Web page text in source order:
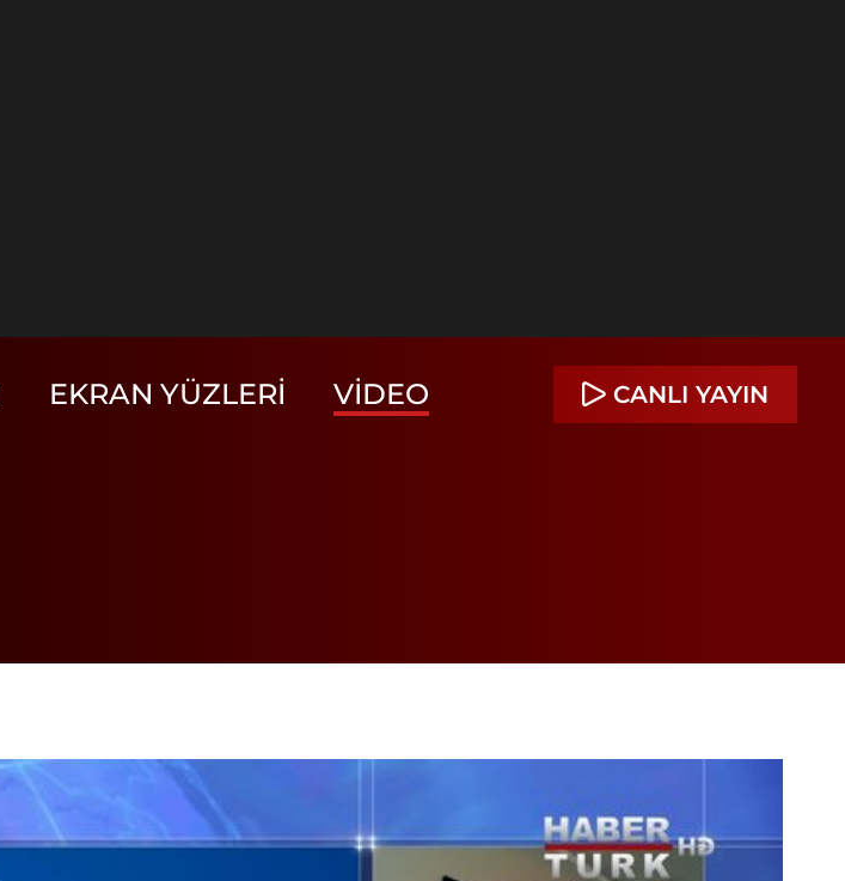
EKRAN YÜZLERI VIDEO CANLI YAYIN